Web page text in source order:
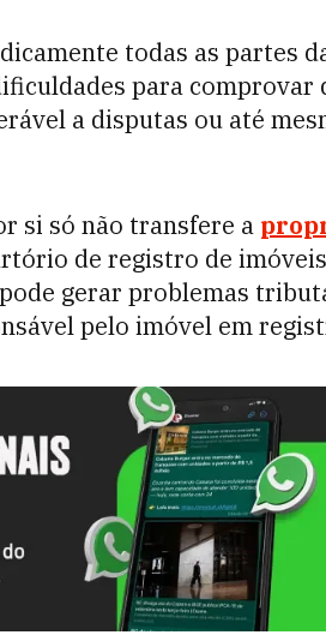
todas as partes
para comprovar
a disputas ou até
si só não transfere a
de registro de
gerar problemas
pelo imóvel em